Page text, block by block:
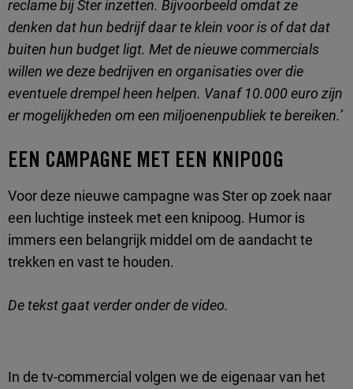
reclame bij Ster inzetten. Bijvoorbeeld omdat ze
denken dat hun bedrijf daar te klein voor is of dat dat
buiten hun budget ligt. Met de nieuwe commercials
willen we deze bedrijven en organisaties over die
eventuele drempel heen helpen. Vanaf 10.000 euro zijn
er mogelijkheden om een miljoenenpubliek te bereiken.’
EEN CAMPAGNE MET EEN KNIPOOG
Voor deze nieuwe campagne was Ster op zoek naar
een luchtige insteek met een knipoog. Humor is
immers een belangrijk middel om de aandacht te
trekken en vast te houden.
De tekst gaat verder onder de video.
In de tv-commercial volgen we de eigenaar van het